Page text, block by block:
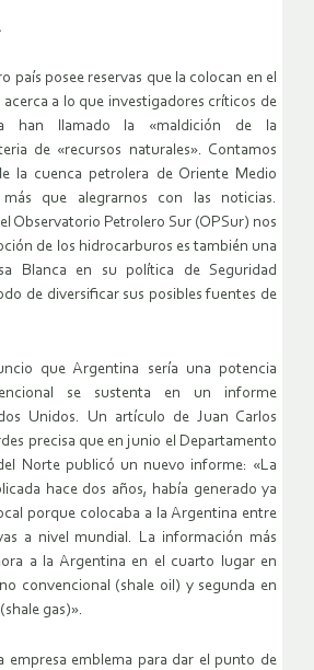
país posee reservas que la colocan en el
a lo que investigadores críticos de
han llamado la «maldición de la
de «recursos naturales». Contamos
la cuenca petrolera de Oriente Medio
más que alegrarnos con las noticias.
Observatorio Petrolero Sur (OPSur) nos
de los hidrocarburos es también una
Blanca en su política de Seguridad
de diversificar sus posibles fuentes de
que Argentina sería una potencia
se sustenta en un informe
Unidos. Un artículo de Juan Carlos
precisa que en junio el Departamento
Norte publicó un nuevo informe: «La
hace dos años, había generado ya
porque colocaba a la Argentina entre
a nivel mundial. La información más
a la Argentina en el cuarto lugar en
convencional (shale oil) y segunda en
gas)».
empresa emblema para dar el punto de